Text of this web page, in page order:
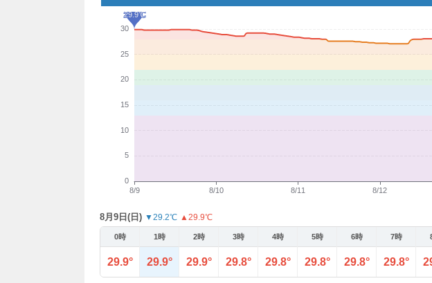
8月9日(日) ▼29.2℃ ▲29.9℃
0時
29.9°
1時
29.9°
2時
29.9°
3時
29.8°
4時
29.8°
5時
29.8°
6時
29.8°
7時
29.8°